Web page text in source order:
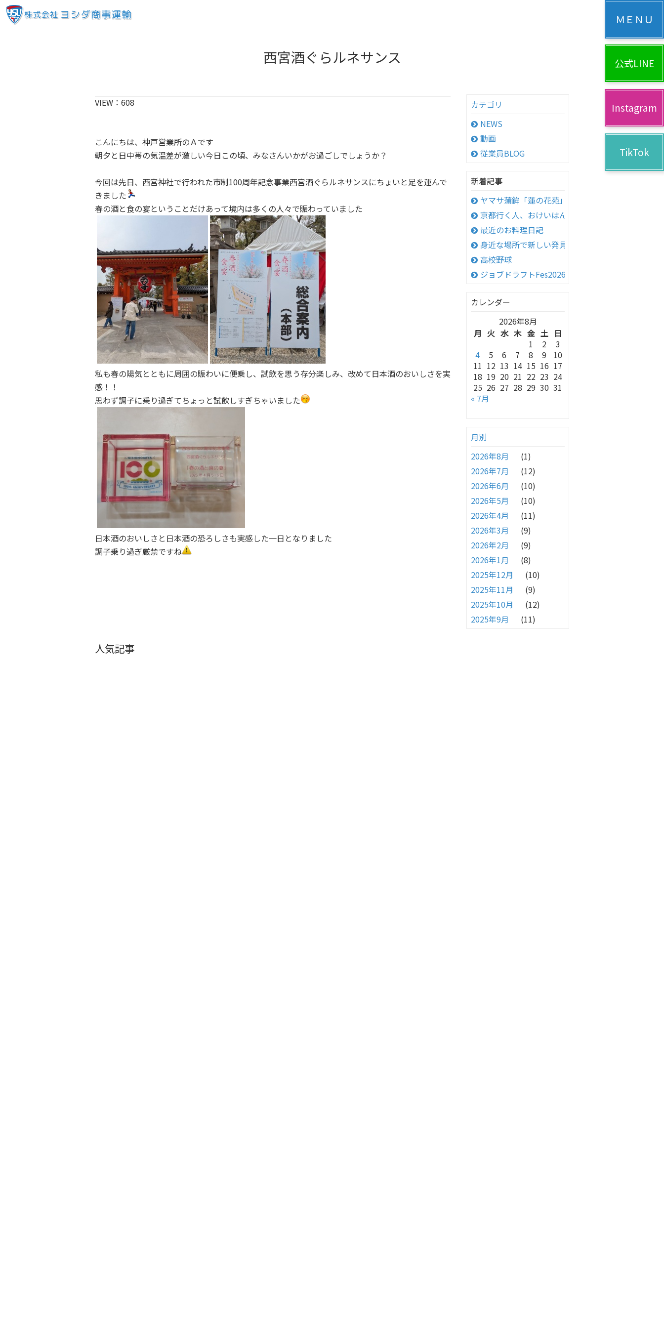
西宮酒ぐらルネサンス
VIEW： 608
こんにちは、神戸営業所のＡです
朝夕と日中帯の気温差が激しい今日この頃、みなさんいかがお過ごしでしょうか？
今回は先日、西宮神社で行われた市制100周年記念事業西宮酒ぐらルネサンスにちょいと足を運んで
きました
春の酒と食の宴ということだけあって境内は多くの人々で賑わっていました
私も春の陽気とともに周囲の賑わいに便乗し、試飲を思う存分楽しみ、改めて日本酒のおいしさを実
感！！
思わず調子に乗り過ぎてちょっと試飲しすぎちゃいました
日本酒のおいしさと日本酒の恐ろしさも実感した一日となりました
調子乗り過ぎ厳禁ですね
人気記事
カテゴリ
NEWS
動画
従業員BLOG
新着記事
ヤマサ蒲鉾「蓮の花苑」へ
京都行く人、おけいはん
最近のお料理日記
身近な場所で新しい発見！
高校野球
ジョブドラフトFes2026 in 神戸
カレンダー
2026年8月
月 火 水 木 金 土 日
1
2
3
4
5 6 7 8 9
10
11 12 13 14 15 16 17
18 19 20 21 22 23 24
25 26 27 28 29 30 31
« 7月
月別
2026年8月
(1)
2026年7月
(12)
2026年6月
(10)
2026年5月
(10)
2026年4月
(11)
2026年3月
(9)
2026年2月
(9)
2026年1月
(8)
2025年12月
(10)
2025年11月
(9)
2025年10月
(12)
2025年9月
(11)
公式LINE
Instagram
TikTok